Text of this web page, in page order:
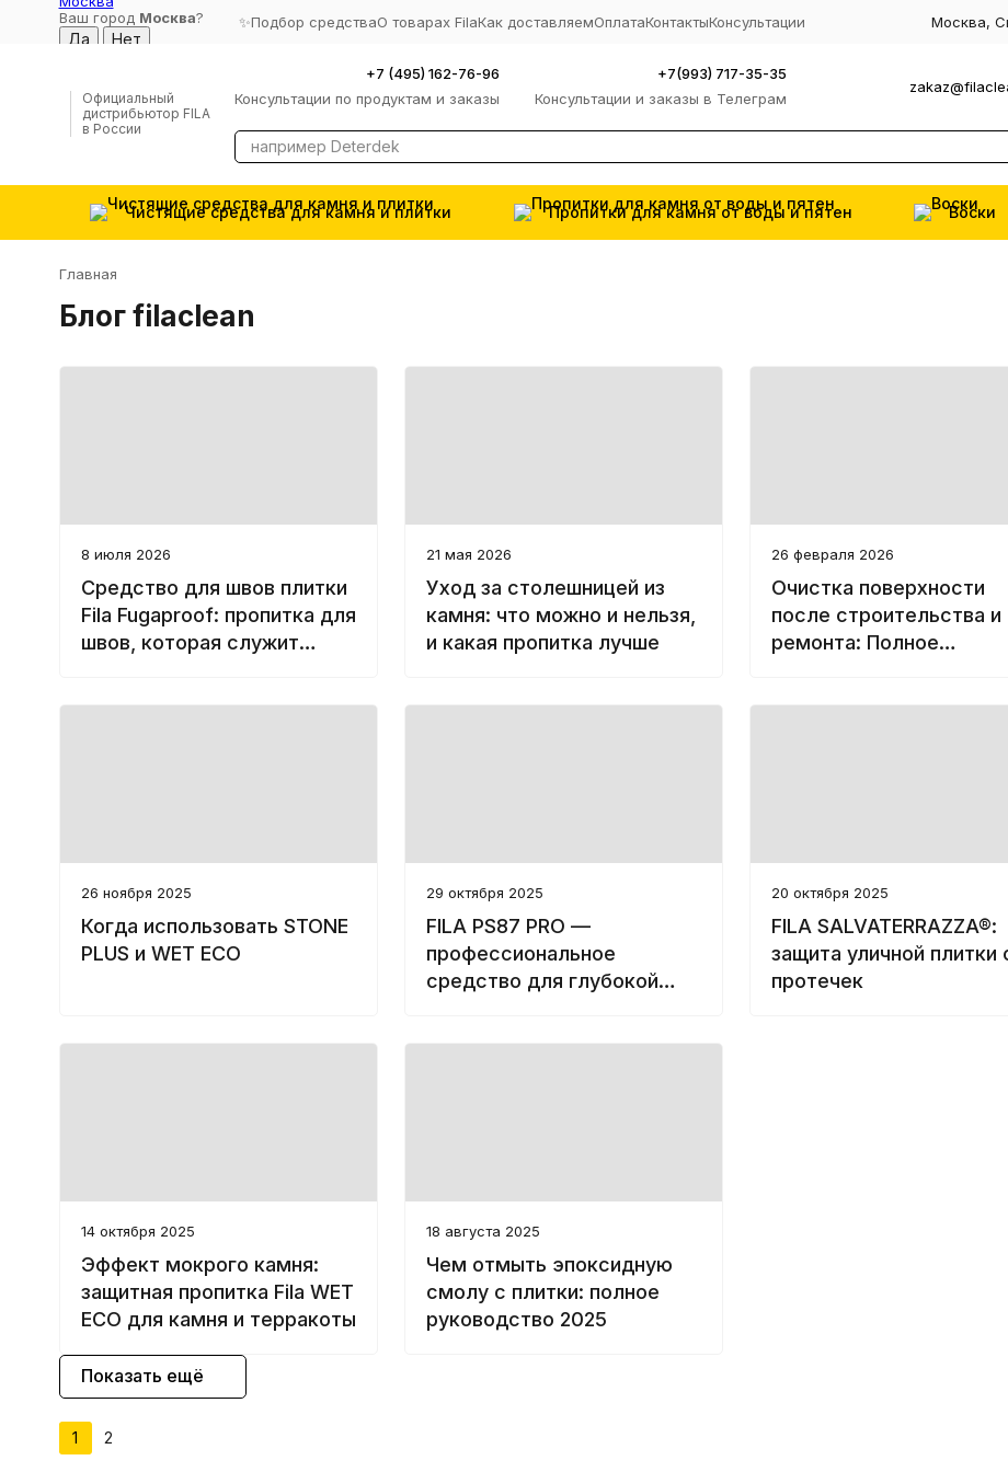
Ваш город Москва? ✨Подбор средстваО товарах FilaКак доставляемОплатаКонтактыКонсультации Москва,
Официальный
дистрибьютор FILA
в России
+7 (495) 162-76-96
Консультации по продуктам и заказы
+7(993) 717-35-35
Консультации и заказы в Телеграм
Чистящие средства для камня и плитки Пропитки для камня от воды и пятен Воски
Главная
Блог filaclean
8 июля 2026
Средство для швов плитки
Fila Fugaproof: пропитка для
швов, которая служит
21 мая 2026
Уход за столешницей из
камня: что можно и нельзя,
и какая пропитка лучше
26 февраля 2026
Очистка поверхности
после строительства и
ремонта: Полное
26 ноября 2025
Когда использовать STONE
PLUS и WET ECO
29 октября 2025
FILA PS87 PRO —
профессиональное
средство для глубокой
20 октября 2025
FILA SALVATERRAZZA®:
защита уличной плитки
протечек
14 октября 2025
Эффект мокрого камня:
защитная пропитка Fila WET
ECO для камня и терракоты
18 августа 2025
Чем отмыть эпоксидную
смолу с плитки: полное
руководство 2025
Показать ещё
1 2